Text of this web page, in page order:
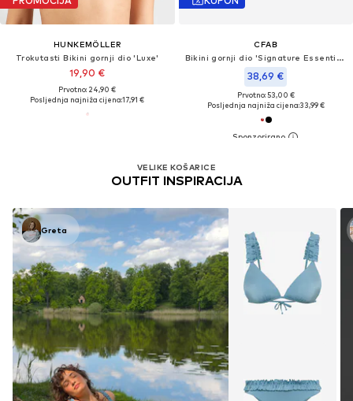
HUNKEMÖLLER
Trokutasti Bikini gornji dio 'Luxe'
19,90 €
Prvotno: 24,90 €
Posljednja najniža cijena:17,91 €
CFAB
Bikini gornji dio 'Signature Essential Swim Top'
38,69 €
Prvotno: 53,00 €
Posljednja najniža cijena:33,99 €
VELIKE KOŠARICE
OUTFIT INSPIRACIJA
Greta